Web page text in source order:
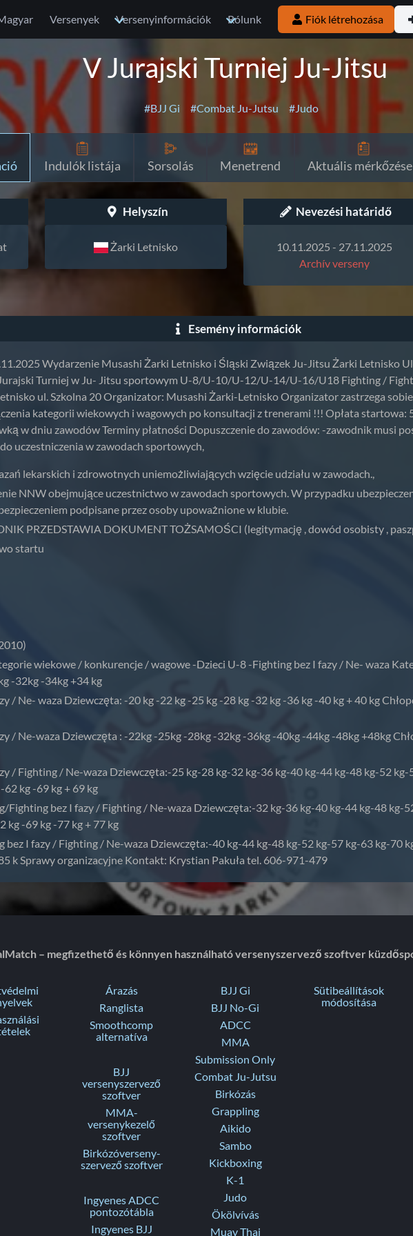
Versenyek Versenyinformációk Rólunk Fiók létrehozása
V Jurajski Turniej Ju-Jitsu
#BJJ Gi #Combat Ju-Jutsu #Judo
Indulók listája Sorsolás Menetrend Aktuális
Helyszín
Żarki Letnisko
Nevezési határidő
10.11.2025 - 27.11.2025
Archív verseny
Esemény információk
Wydarzenie Musashi Żarki Letnisko i Śląski Związek Ju-Jitsu Żarki Letnisko
Turniej w Ju- Jitsu sportowym U-8/U-10/U-12/U-14/U-16/U18 Fighting /
ul. Szkolna 20 Organizator: Musashi Żarki-Letnisko Organizator zastrzega
kategorii wiekowych i wagowych po konsultacji z trenerami !!! Opłata startowa:
w dniu zawodów Terminy płatności Dopuszczenie do zawodów: -zawodnik musi
uczestniczenia w zawodach sportowych,
lekarskich i zdrowotnych uniemożliwiających wzięcie udziału w zawodach.,
NNW obejmujące uczestnictwo w zawodach sportowych. W przypadku
podpisane przez osoby upoważnione w klubie.
PRZEDSTAWIA DOKUMENT TOŻSAMOŚCI (legitymację , dowód osobisty ,
startu
wiekowe / konkurencje / wagowe -Dzieci U-8 -Fighting bez I fazy / Ne- waza
-32kg -34kg +34 kg
/ Ne- waza Dziewczęta: -20 kg -22 kg -25 kg -28 kg -32 kg -36 kg -40 kg + 40 kg
/ Ne-waza Dziewczęta : -22kg -25kg -28kg -32kg -36kg -40kg -44kg -48kg +48kg
/ Fighting / Ne-waza Dziewczęta:-25 kg-28 kg-32 kg-36 kg-40 kg-44 kg-48 kg-52 kg-
kg -69 kg + 69 kg
Fighting bez I fazy / Fighting / Ne-waza Dziewczęta:-32 kg-36 kg-40 kg-44 kg-48 kg-
kg -69 kg -77 kg + 77 kg
I fazy / Fighting / Ne-waza Dziewczęta:-40 kg-44 kg-48 kg-52 kg-57 kg-63 kg-70
k Sprawy organizacyjne Kontakt: Krystian Pakuła tel. 606-971-479
– megfizethető és könnyen használható versenyszervező szoftver
Árazás
Ranglista
Smoothcomp
alternatíva
BJJ
versenyszervező
szoftver
MMA-
versenykezelő
szoftver
Birkózóverseny-
szervező szoftver
Ingyenes ADCC
pontozótábla
Ingyenes BJJ
BJJ Gi
BJJ No-Gi
ADCC
MMA
Submission Only
Combat Ju-Jutsu
Birkózás
Grappling
Aikido
Sambo
Kickboxing
K-1
Judo
Ökölvívás
Muay Thai
Sütibeállítások
módosítása